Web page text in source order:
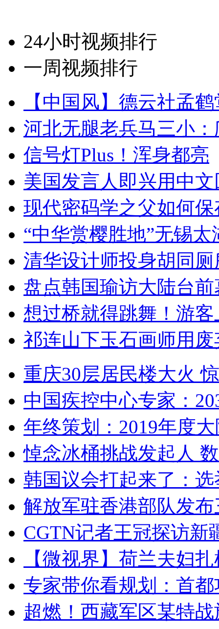
24小时视频排行
一周视频排行
【中国风】德云社孟
河北无腿老兵马三小
信号灯Plus！浑身都亮
美国发言人即兴用中
现代密码学之父如何
“中华赏樱胜地”无锡
清华设计师投身胡同
盘点韩国瑜访大陆台
想过桥就得跳舞！游客
祁连山下玉石画师用
重庆30层居民楼大火
中国疾控中心专家：
年终策划：2019年度
悼念冰桶挑战发起人
韩国议会打起来了：
解放军驻香港部队发
CGTN记者王冠探访新
【微视界】荷兰夫妇
专家带你看规划：首
超燃！西藏军区某特